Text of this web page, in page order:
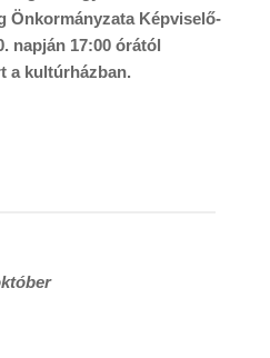
Önkormányzata Képviselő-
napján 17:00 órától
a kultúrházban.